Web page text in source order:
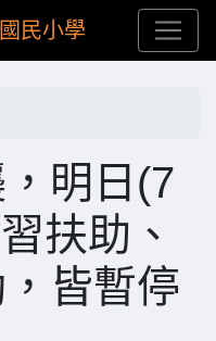
民小學
明日(7
扶助、
皆暫停